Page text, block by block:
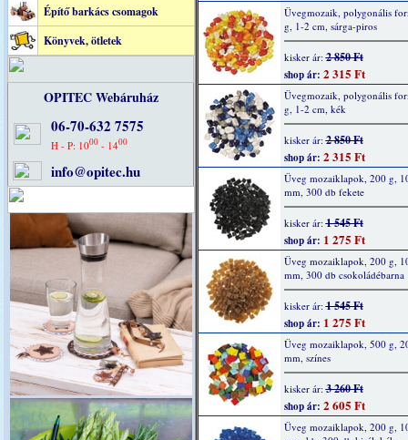
Építő barkács csomagok
Könyvek, ötletek
OPITEC Webáruház
06-70-632 7575
H - P: 1000 - 1400
info@opitec.hu
Üvegmozaik, polygonális
g, 1-2 cm, sárga-piros
kisker ár:2 850 Ft
shop ár: 2 315 Ft
Üvegmozaik, polygonális
g, 1-2 cm, kék
kisker ár:2 850 Ft
shop ár: 2 315 Ft
Üveg mozaiklapok, 200 g,
mm, 300 db fekete
kisker ár:1 545 Ft
shop ár: 1 275 Ft
Üveg mozaiklapok, 200 g,
mm, 300 db csokoládébarna
kisker ár:1 545 Ft
shop ár: 1 275 Ft
Üveg mozaiklapok, 500 g,
mm, színes
kisker ár:3 260 Ft
shop ár: 2 605 Ft
Üveg mozaiklapok, 200 g,